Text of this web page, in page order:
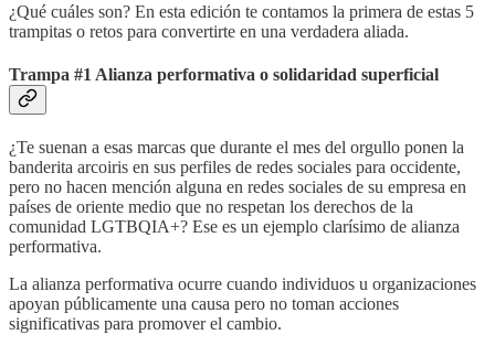
¿Qué cuáles son? En esta edición te contamos la primera de estas 5
trampitas o retos para convertirte en una verdadera aliada.
Trampa #1 Alianza performativa o solidaridad superficial
¿Te suenan a esas marcas que durante el mes del orgullo ponen la
banderita arcoiris en sus perfiles de redes sociales para occidente,
pero no hacen mención alguna en redes sociales de su empresa en
países de oriente medio que no respetan los derechos de la
comunidad LGTBQIA+? Ese es un ejemplo clarísimo de alianza
performativa.
La alianza performativa ocurre cuando individuos u organizaciones
apoyan públicamente una causa pero no toman acciones
significativas para promover el cambio.